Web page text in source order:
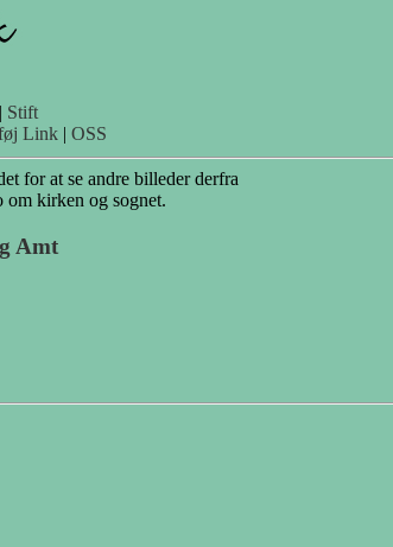
| Stift
Link | OSS
for at se andre billeder derfra
kirken og sognet.
Amt